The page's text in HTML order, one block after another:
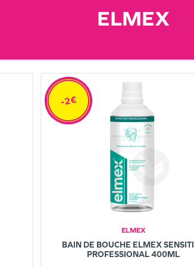
ELMEX
ELMEX
BAIN DE BOUCHE ELMEX
PROFESSIONAL 400ML
-2€